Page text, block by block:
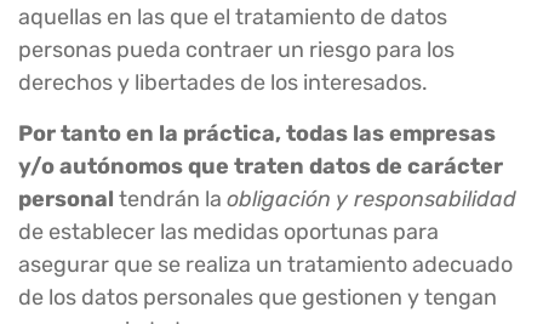
aquellas en las que el tratamiento de datos
personas pueda contraer un riesgo para los
derechos y libertades de los interesados.
Por tanto en la práctica, todas las empresas
y/o autónomos que traten datos de carácter
personal tendrán la obligación y responsabilidad
de establecer las medidas oportunas para
asegurar que se realiza un tratamiento adecuado
de los datos personales que gestionen y tengan